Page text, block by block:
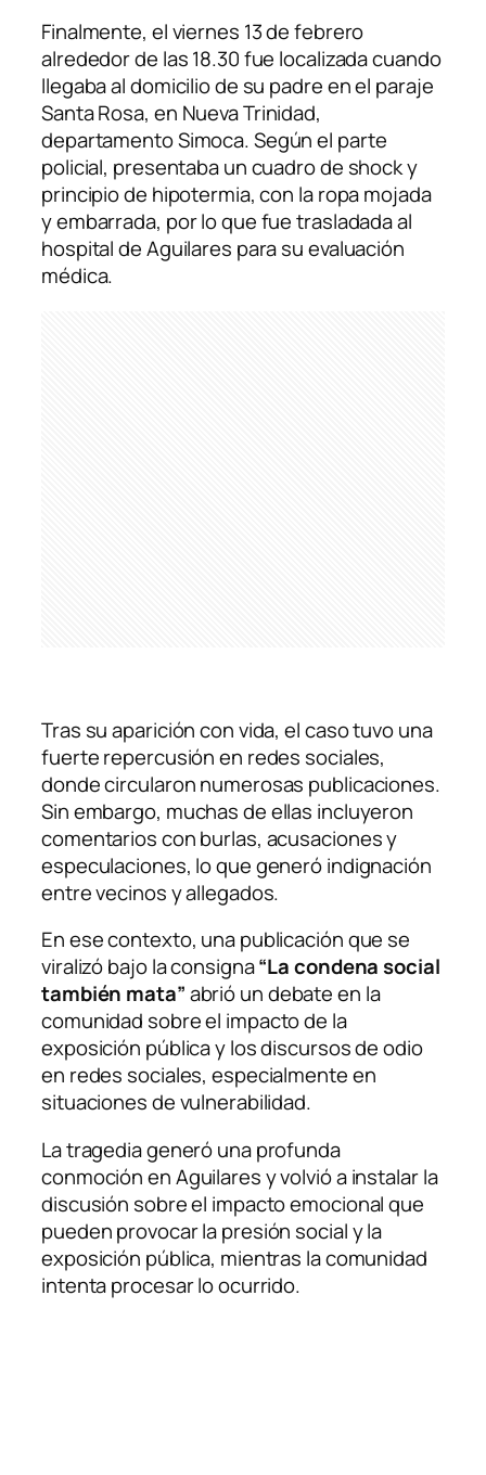
Finalmente, el viernes 13 de febrero
alrededor de las 18.30 fue localizada cuando
llegaba al domicilio de su padre en el paraje
Santa Rosa, en Nueva Trinidad,
departamento Simoca. Según el parte
policial, presentaba un cuadro de shock y
principio de hipotermia, con la ropa mojada
y embarrada, por lo que fue trasladada al
hospital de Aguilares para su evaluación
médica.
Tras su aparición con vida, el caso tuvo una
fuerte repercusión en redes sociales,
donde circularon numerosas publicaciones.
Sin embargo, muchas de ellas incluyeron
comentarios con burlas, acusaciones y
especulaciones, lo que generó indignación
entre vecinos y allegados.
En ese contexto, una publicación que se
viralizó bajo la consigna“La condena social
también mata”abrió un debate en la
comunidad sobre el impacto de la
exposición pública y los discursos de odio
en redes sociales, especialmente en
situaciones de vulnerabilidad.
La tragedia generó una profunda
conmoción en Aguilares y volvió a instalar la
discusión sobre el impacto emocional que
pueden provocar la presión social y la
exposición pública, mientras la comunidad
intenta procesar lo ocurrido.